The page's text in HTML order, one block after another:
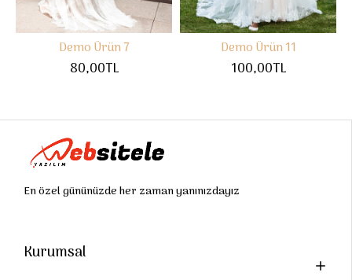
Demo Ürün 7
80,00TL
Demo Ürün 11
100,00TL
En özel gününüzde her zaman yanınızdayız
Kurumsal